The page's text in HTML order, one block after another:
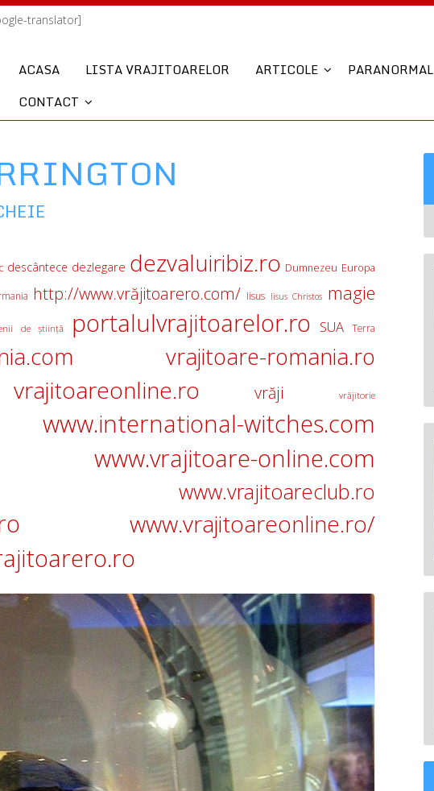
translator]
ACASA LISTA VRAJITOARELOR ARTICOLE PARANORMAL
CONTACT
descântece dezlegare dezvaluiribiz.ro Dumnezeu Europa
http://www.vrăjitoarero.com/ Iisus Iisus Christos magie
de ştiinţă portalulvrajitoarelor.ro SUA Terra
vrajitoare-romania.ro
vrajitoareonline.ro vrăji vrăjitorie
www.international-witches.com
www.vrajitoare-online.com
www.vrajitoareclub.ro
www.vrajitoareonline.ro/